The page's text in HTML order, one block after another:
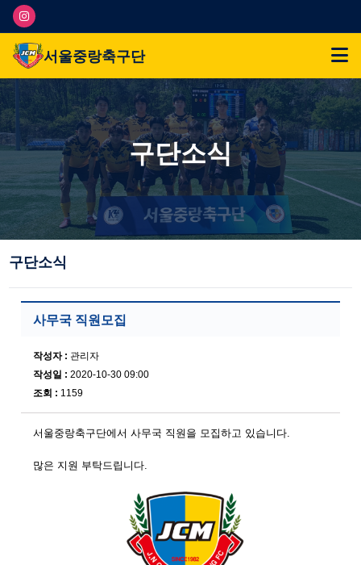
서울중랑축구단
구단소식
구단소식
사무국 직원모집
작성자 : 관리자
작성일 : 2020-10-30 09:00
조회 : 1159
서울중랑축구단에서 사무국 직원을 모집하고 있습니다.
많은 지원 부탁드립니다.